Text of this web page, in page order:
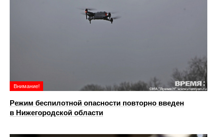
Внимание!
Режим беспилотной опасности повторно введен
в Нижегородской области